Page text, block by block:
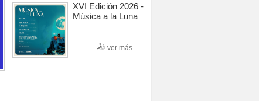
XVI Edición 2026 -
Música a la Luna
ver más